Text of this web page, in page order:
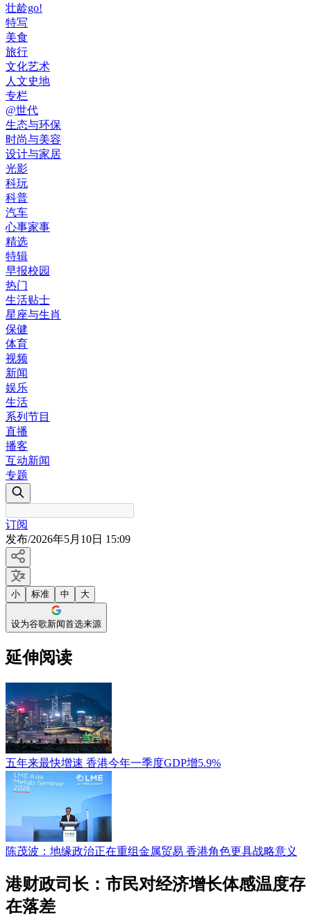
壮龄go!
特写
美食
旅行
文化艺术
人文史地
专栏
@世代
生态与环保
时尚与美容
设计与家居
光影
科玩
科普
汽车
心事家事
精选
特辑
早报校园
热门
生活贴士
星座与生肖
保健
体育
视频
新闻
娱乐
生活
系列节目
直播
播客
互动新闻
专题
订阅
发布/2026年5月10日 15:09
小 标准 中 大
设为谷歌新闻首选来源
延伸阅读
五年来最快增速 香港今年一季度GDP增5.9%
陈茂波：地缘政治正在重组金属贸易 香港角色更具战略意义
港财政司长：市民对经济增长体感温度存
在落差